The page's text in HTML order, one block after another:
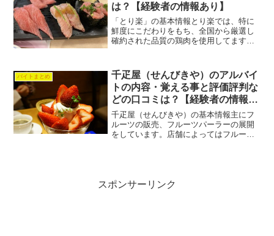
は？【経験者の情報あり】
「とり楽」の基本情報とり楽では、特に
鮮度にこだわりをもち、全国から厳選し
確約された品質の鶏肉を使用してます。
覚える事は？【実際に聞いてみた】仮に
意欲があれば、先輩や上司...
バイトまとめ
千疋屋（せんびきや）のアルバイ
トの内容・覚える事と評価評判な
どの口コミは？【経験者の情報あ
り】
千疋屋（せんびきや）の基本情報主にフ
ルーツの販売、フルーツパーラーの展開
をしています。店舗によってはフルーツ
スポンサーリンク